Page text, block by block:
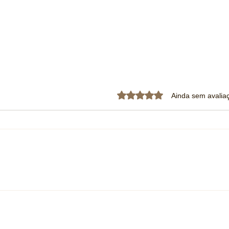
Avaliado com 0 de 5
Ainda sem